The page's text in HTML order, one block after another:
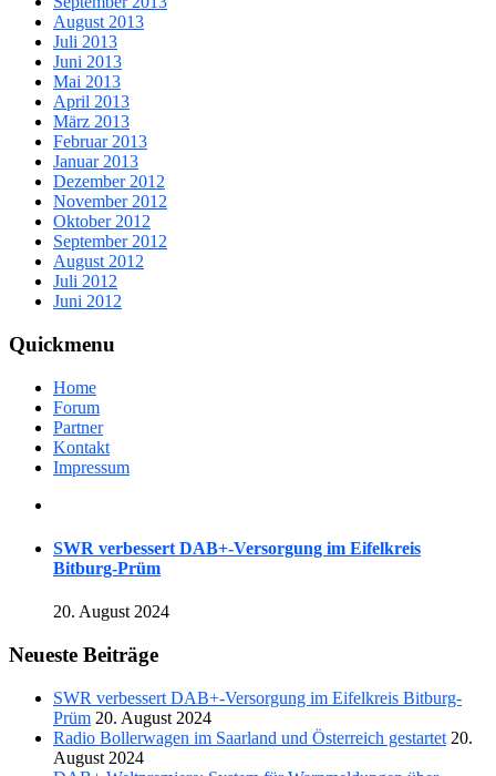
August 2013
Juli 2013
Juni 2013
Mai 2013
April 2013
März 2013
Februar 2013
Januar 2013
Dezember 2012
November 2012
Oktober 2012
September 2012
August 2012
Juli 2012
Juni 2012
Quickmenu
Home
Forum
Partner
Kontakt
Impressum
SWR verbessert DAB+-Versorgung im Eifelkreis
Bitburg-Prüm
20. August 2024
Neueste Beiträge
SWR verbessert DAB+-Versorgung im Eifelkreis Bitburg-
Prüm 20. August 2024
Radio Bollerwagen im Saarland und Österreich gestartet 20.
August 2024